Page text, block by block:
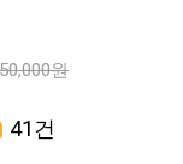
50,000원
41건